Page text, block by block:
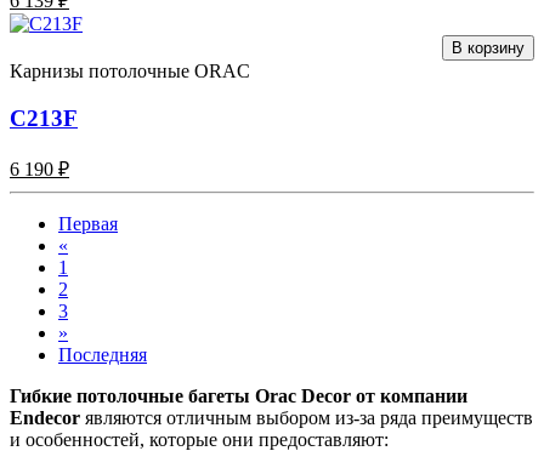
В корзину
Карнизы потолочные ORAC
C213F
6 190 ₽
Первая
«
1
2
3
»
Последняя
Гибкие потолочные багеты Orac Decor от компании
Endecor являются отличным выбором из-за ряда преимуществ
и особенностей, которые они предоставляют: